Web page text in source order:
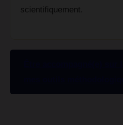
scientifiquement.